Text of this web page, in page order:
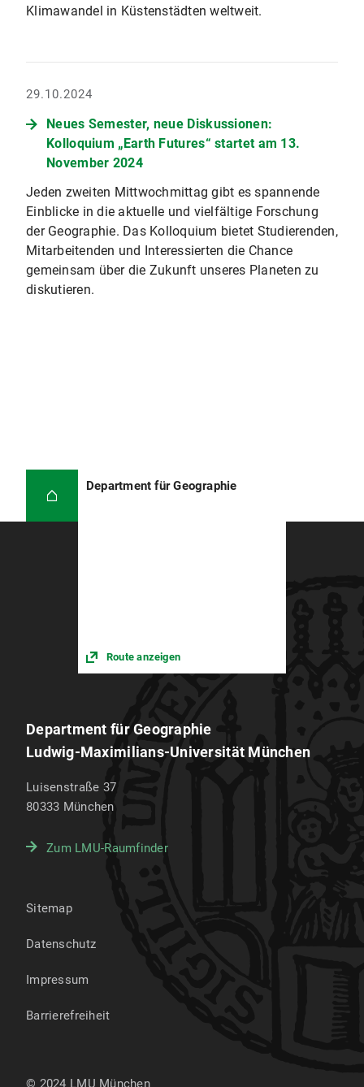
Klimawandel in Küstenstädten weltweit.
29.10.2024
Neues Semester, neue Diskussionen:
Kolloquium „Earth Futures“ startet am 13.
November 2024
Jeden zweiten Mittwochmittag gibt es spannende
Einblicke in die aktuelle und vielfältige Forschung
der Geographie. Das Kolloquium bietet Studierenden,
Mitarbeitenden und Interessierten die Chance
gemeinsam über die Zukunft unseres Planeten zu
diskutieren.
Department für Geographie
Route anzeigen
Department für Geographie
Ludwig-Maximilians-Universität München
Luisenstraße 37
80333 München
Zum LMU-Raumfinder
Sitemap
Datenschutz
Impressum
Barrierefreiheit
© 2024 LMU München